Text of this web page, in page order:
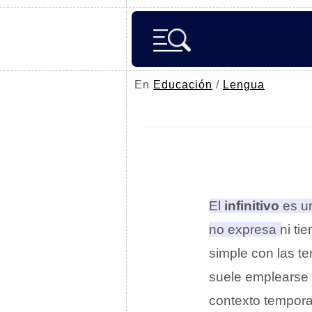
En Educación / Lengua
El infinitivo es
no expresa ni
simple con las
suele
contexto